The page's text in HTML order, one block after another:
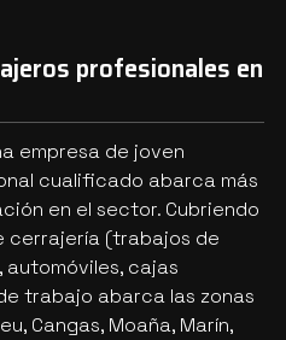
profesionales en
empresa de joven
cualificado abarca más
en el sector. Cubriendo
cerrajería (trabajos de
cajas
trabajo abarca las zonas
Cangas, Moaña, Marín,